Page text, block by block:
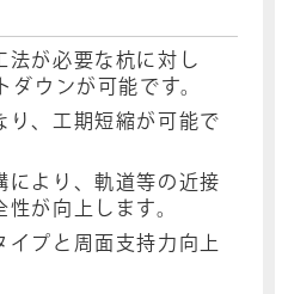
法が必要な杭に対し
ダウンが可能です。
り、工期短縮が可能で
により、軌道等の近接
が向上します。
イプと周面支持力向上